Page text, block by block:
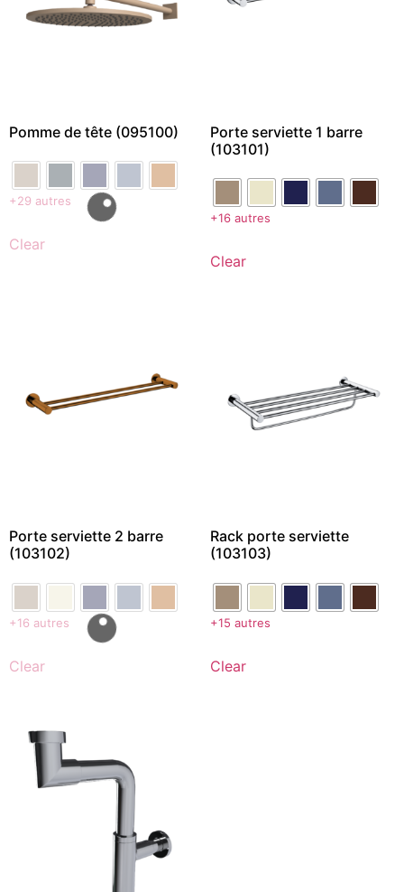
Pomme de tête (095100)
+29 autres
Clear
Porte serviette 1 barre
(103101)
+16 autres
Clear
Porte serviette 2 barre
(103102)
+16 autres
Clear
Rack porte serviette
(103103)
+15 autres
Clear